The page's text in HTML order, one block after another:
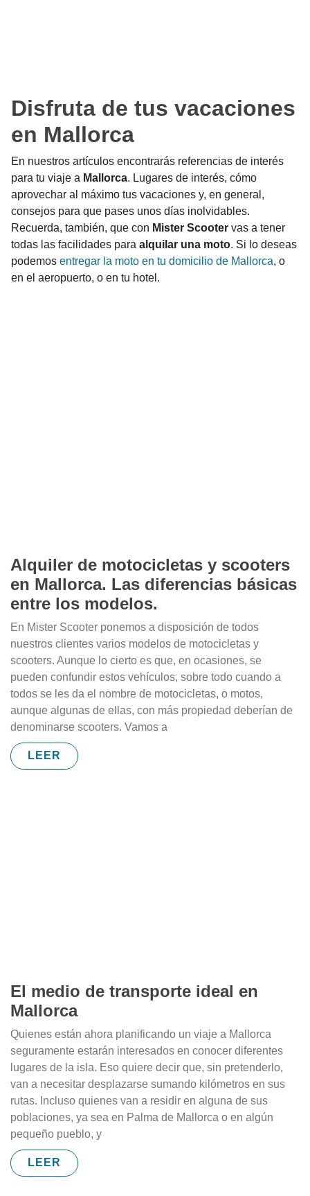
Disfruta de tus vacaciones
en Mallorca
En nuestros artículos encontrarás referencias de interés
para tu viaje a Mallorca. Lugares de interés, cómo
aprovechar al máximo tus vacaciones y, en general,
consejos para que pases unos días inolvidables.
Recuerda, también, que con Mister Scooter vas a tener
todas las facilidades para alquilar una moto. Si lo deseas
podemos entregar la moto en tu domicilio de Mallorca, o
en el aeropuerto, o en tu hotel.
Alquiler de motocicletas y scooters
en Mallorca. Las diferencias básicas
entre los modelos.
En Mister Scooter ponemos a disposición de todos
nuestros clientes varios modelos de motocicletas y
scooters. Aunque lo cierto es que, en ocasiones, se
pueden confundir estos vehículos, sobre todo cuando a
todos se les da el nombre de motocicletas, o motos,
aunque algunas de ellas, con más propiedad deberían de
denominarse scooters. Vamos a
LEER
El medio de transporte ideal en
Mallorca
Quienes están ahora planificando un viaje a Mallorca
seguramente estarán interesados en conocer diferentes
lugares de la isla. Eso quiere decir que, sin pretenderlo,
van a necesitar desplazarse sumando kilómetros en sus
rutas. Incluso quienes van a residir en alguna de sus
poblaciones, ya sea en Palma de Mallorca o en algún
pequeño pueblo, y
LEER